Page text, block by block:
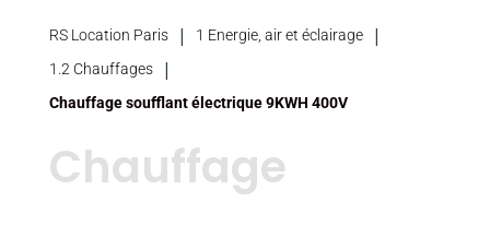
RS Location Paris | 1 Energie, air et éclairage |
1.2 Chauffages |
Chauffage soufflant électrique 9KWH 400V
Chauffage